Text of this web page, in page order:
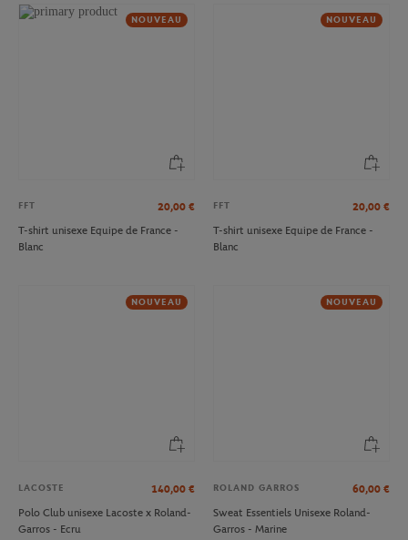
NOUVEAU
FFT 20,00 €
T-shirt unisexe Equipe de France -
Blanc
NOUVEAU
FFT 20,00 €
T-shirt unisexe Equipe de France -
Blanc
NOUVEAU
LACOSTE 140,00 €
Polo Club unisexe Lacoste x Roland-
Garros - Ecru
NOUVEAU
ROLAND GARROS 60,00 €
Sweat Essentiels Unisexe Roland-
Garros - Marine